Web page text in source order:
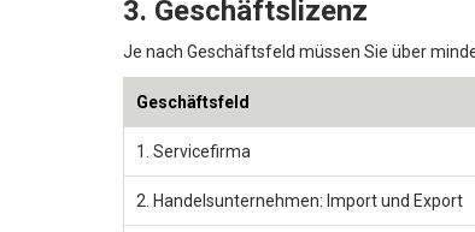
3. Geschäftslizenz
Je nach Geschäftsfeld müssen Sie über
Geschäftsfeld
1. Servicefirma
2. Handelsunternehmen: Import und Export